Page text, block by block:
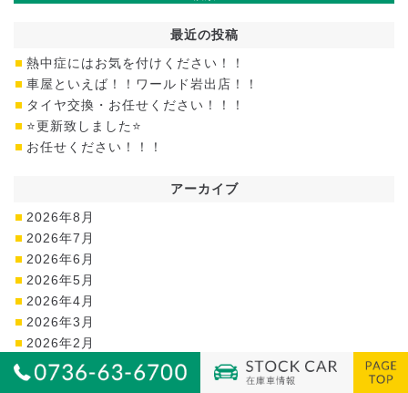
最近の投稿
熱中症にはお気を付けください！！
車屋といえば！！ワールド岩出店！！
タイヤ交換・お任せください！！！
⭐更新致しました⭐
お任せください！！！
アーカイブ
2026年8月
2026年7月
2026年6月
2026年5月
2026年4月
2026年3月
2026年2月
2026年1月
2025年12月